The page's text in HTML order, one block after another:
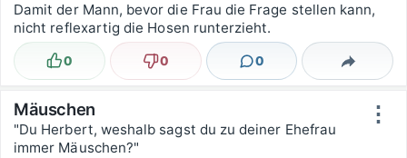
Damit der Mann, bevor die Frau die Frage stellen kann,
nicht reflexartig die Hosen runterzieht.
Lustig
0 Nicht lustig
0 0
Kommentare Teilen
⋮
Mäuschen
"Du Herbert, weshalb sagst du zu deiner Ehefrau
immer Mäuschen?"